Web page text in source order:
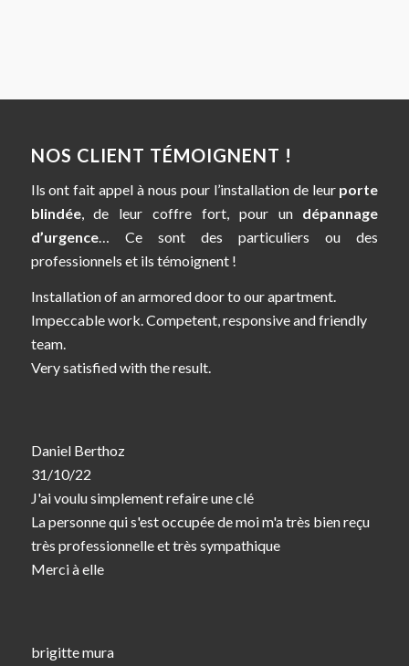
NOS CLIENT TÉMOIGNENT !
Ils ont fait appel à nous pour l’installation de leur porte
blindée, de leur coffre fort, pour un dépannage
d’urgence… Ce sont des particuliers ou des
professionnels et ils témoignent !
Installation of an armored door to our apartment.
Impeccable work. Competent, responsive and friendly
team.
Very satisfied with the result.
Daniel Berthoz
31/10/22
J'ai voulu simplement refaire une clé
La personne qui s'est occupée de moi m'a très bien reçu
très professionnelle et très sympathique
Merci à elle
brigitte mura